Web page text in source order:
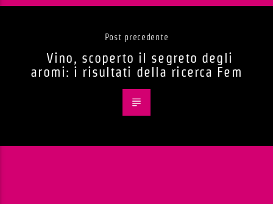
Post precedente
Vino, scoperto il segreto degli
aromi: i risultati della ricerca Fem